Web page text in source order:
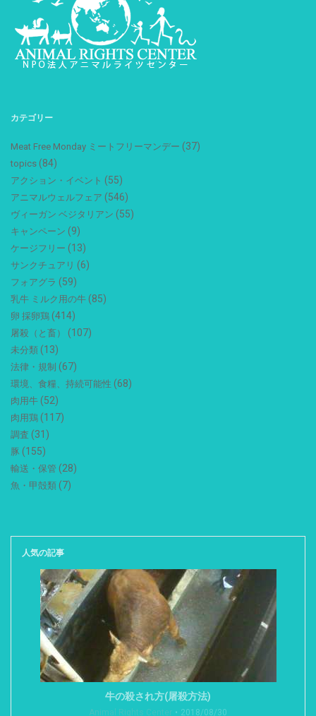
カテゴリー
Meat Free Monday ミートフリーマンデー (37)
topics (84)
アクション・イベント (55)
アニマルウェルフェア (546)
ヴィーガン ベジタリアン (55)
キャンペーン (9)
ケージフリー (13)
サンクチュアリ (6)
フォアグラ (59)
乳牛 ミルク用の牛 (85)
卵 採卵鶏 (414)
屠殺（と畜） (107)
未分類 (13)
法律・規制 (67)
環境、食糧、持続可能性 (68)
肉用牛 (52)
肉用鶏 (117)
調査 (31)
豚 (155)
輸送・保管 (28)
魚・甲殻類 (7)
人気の記事
牛の殺され方(屠殺方法)
Animal Rights Center 2018/08/30